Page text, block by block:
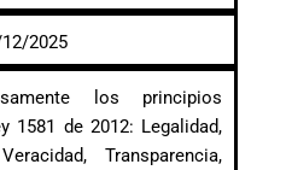
2025
los principios
1581 de 2012: Legalidad,
Transparencia,